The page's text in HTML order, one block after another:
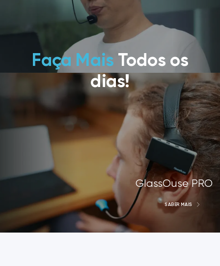
Faça MaisTodos os
dias!
GlassOuse PRO
SABER MAIS